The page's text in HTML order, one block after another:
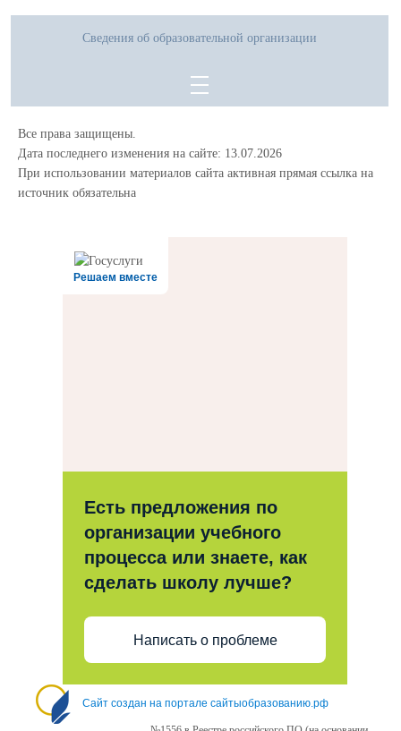
Сведения об образовательной организации
Все права защищены.
Дата последнего изменения на сайте: 13.07.2026
При использовании материалов сайта активная прямая ссылка на
источник обязательна
Решаем вместе
Есть предложения по
организации учебного
процесса или знаете, как
сделать школу лучше?
Написать о проблеме
Сайт создан на портале сайтыобразованию.рф